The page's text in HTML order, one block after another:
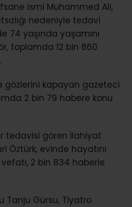
ismi Muhammed Ali,
nedeniyle tedavi
74 yaşında yaşamını
toplamda 12 bin 860
gözlerini kapayan gazeteci
2 bin 79 habere konu
tedavisi gören İlahiyat
Öztürk, evinde hayatını
2 bin 834 haberle
Tanju Gürsu, Tiyatro